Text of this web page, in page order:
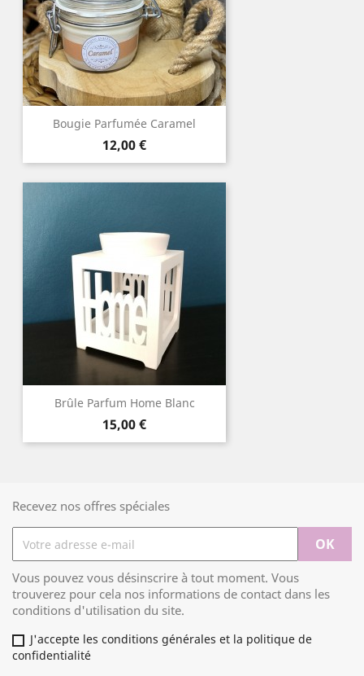
Bougie Parfumée Caramel
Prix
12,00 €
Brûle Parfum Home Blanc
Prix
15,00 €
Recevez nos offres spéciales
Vous pouvez vous désinscrire à tout moment. Vous
trouverez pour cela nos informations de contact dans les
conditions d'utilisation du site.
J'accepte les conditions générales et la politique de
confidentialité